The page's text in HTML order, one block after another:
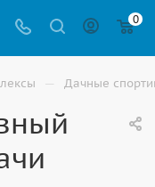
0
— Дачные